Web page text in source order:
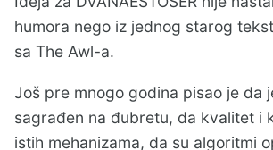
humora nego iz jednog starog
sa The Awl-a.
Još pre mnogo godina pisao je da
sagrađen na đubretu, da kvalitet i
istih mehanizama, da su algoritmi